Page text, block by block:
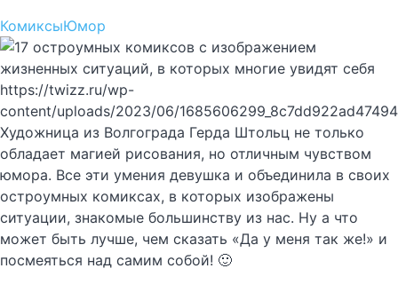
КомиксыЮмор
https://twizz.ru/wp-
content/uploads/2023/06/
Художница из Волгограда Герда Штольц не только
обладает магией рисования, но отличным чувством
юмора. Все эти умения девушка и объединила в своих
остроумных комиксах, в которых изображены
ситуации, знакомые большинству из нас. Ну а что
может быть лучше, чем сказать «Да у меня так же!» и
посмеяться над самим собой! 🙂